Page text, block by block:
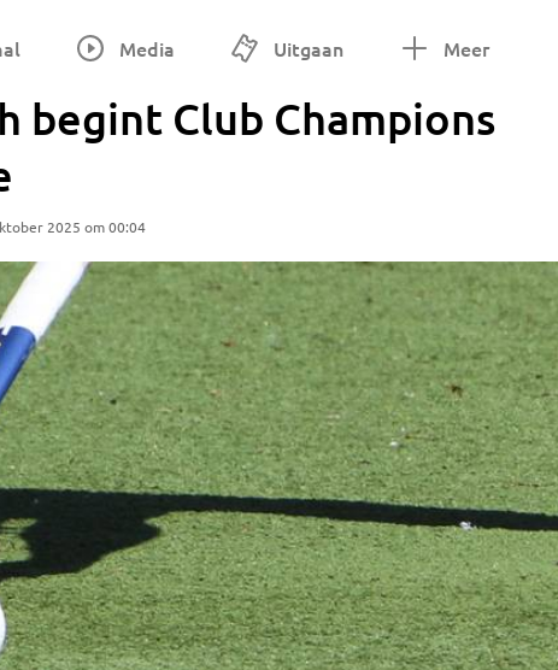
Media Uitgaan Meer
begint Club Champions
2025 om 00:04